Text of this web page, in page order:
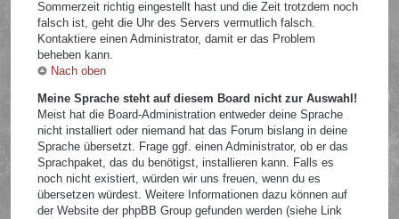
Sommerzeit richtig eingestellt hast und die Zeit trotzdem noch
falsch ist, geht die Uhr des Servers vermutlich falsch.
Kontaktiere einen Administrator, damit er das Problem
beheben kann.
Nach oben
Meine Sprache steht auf diesem Board nicht zur Auswahl!
Meist hat die Board-Administration entweder deine Sprache
nicht installiert oder niemand hat das Forum bislang in deine
Sprache übersetzt. Frage ggf. einen Administrator, ob er das
Sprachpaket, das du benötigst, installieren kann. Falls es
noch nicht existiert, würden wir uns freuen, wenn du es
übersetzen würdest. Weitere Informationen dazu können auf
der Website der phpBB Group gefunden werden (siehe Link